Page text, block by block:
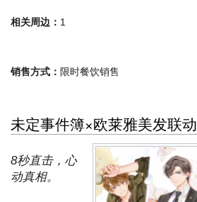
相关周边： 1
销售方式： 限时餐饮销售
未定事件簿×欧莱雅美发联动
8秒直击，心
动真相。